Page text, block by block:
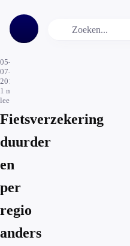
05-
07-
2016
1 min.
leestijd
Fietsverzekering
duurder
en
per
regio
anders